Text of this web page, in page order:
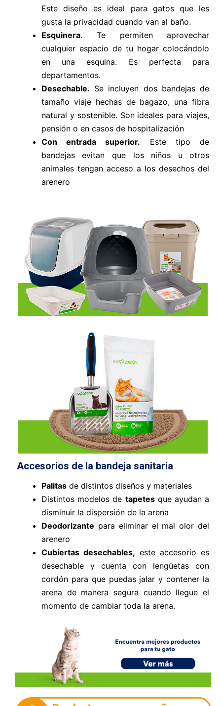
Este diseño es ideal para gatos que les
gusta la privacidad cuando van al baño.
Esquinera. Te permiten aprovechar
cualquier espacio de tu hogar colocándolo
en una esquina. Es perfecta para
departamentos.
Desechable. Se incluyen dos bandejas de
tamaño viaje hechas de bagazo, una fibra
natural y sostenible. Son ideales para viajes,
pensión o en casos de hospitalización
Con entrada superior. Este tipo de
bandejas evitan que los niños u otros
animales tengan acceso a los desechos del
arenero
Accesorios de la bandeja sanitaria
Palitasde distintos diseños y materiales
Distintos modelos de tapetesque ayudan a
disminuir la dispersión de la arena
Deodorizante para eliminar el mal olor del
arenero
Cubiertas desechables, este accesorio es
desechable y cuenta con lengüetas con
cordón para que puedas jalar y contener la
arena de manera segura cuando llegue el
momento de cambiar toda la arena.